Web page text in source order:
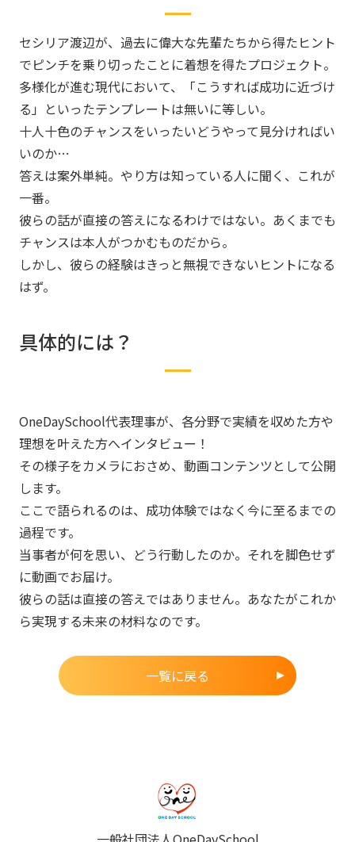
セシリア渡辺が、過去に偉大な先輩たちから得たヒント
でピンチを乗り切ったことに着想を得たプロジェクト。
多様化が進む現代において、「こうすれば成功に近づけ
る」といったテンプレートは無いに等しい。
十人十色のチャンスをいったいどうやって見分ければい
いのか…
答えは案外単純。やり方は知っている人に聞く、これが
一番。
彼らの話が直接の答えになるわけではない。あくまでも
チャンスは本人がつかむものだから。
しかし、彼らの経験はきっと無視できないヒントになる
はず。
具体的には？
OneDaySchool代表理事が、各分野で実績を収めた方や
理想を叶えた方へインタビュー！
その様子をカメラにおさめ、動画コンテンツとして公開
します。
ここで語られるのは、成功体験ではなく今に至るまでの
過程です。
当事者が何を思い、どう行動したのか。それを脚色せず
に動画でお届け。
彼らの話は直接の答えではありません。あなたがこれか
ら実現する未来の材料なのです。
一覧に戻る